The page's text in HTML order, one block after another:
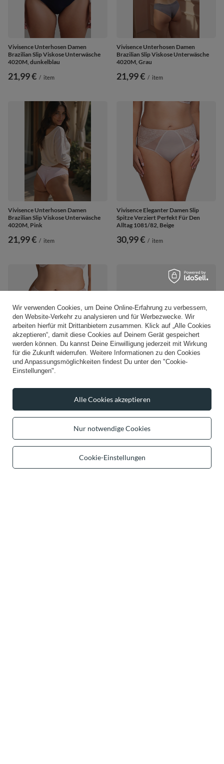
Vivisence Unterhosen Damen
Brazilian Slip Viskose Unterwäsche
4020M, dunkelblau
21,99 € / item
Vivisence Unterhosen Damen
Brazilian Slip Viskose Unterwäsche
4020M, Grau
21,99 € / item
Vivisence Unterhosen Damen
Brazilian Slip Viskose Unterwäsche
4020M, Pink
21,99 € / item
Vivisence Eleganter Damen Slip
Spitze Verziert Perfekt Für Den
Alltag 1081/82, Beige
30,99 € / item
Vivisence Damen Slip Spitze Hohe
Tag 1078/1080, Beige
Bequemlichkeit 4001, weiß
37,99 € /
Wir verwenden Cookies, um Deine Online-Erfahrung zu verbessern,
den Website-Verkehr zu analysieren und für Werbezwecke. Wir
arbeiten hierfür mit Drittanbietern zusammen. Klick auf „Alle Cookies
akzeptieren“, damit diese Cookies auf Deinem Gerät gespeichert
werden können. Du kannst Deine Einwilligung jederzeit mit Wirkung
für die Zukunft widerrufen. Weitere Informationen zu den Cookies
und Anpassungsmöglichkeiten findest Du unter den "Cookie-
Einstellungen".
Nur notwendige Cookies
Cookie-Einstellungen
Alle Cookies akzeptieren